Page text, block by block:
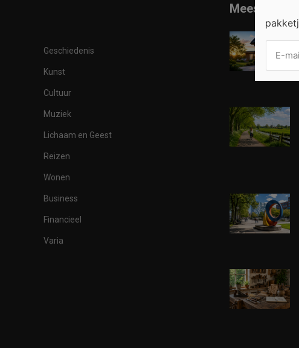
Geschiedenis
Kunst
Cultuur
Muziek
Lichaam en Geest
Reizen
Wonen
Business
Financieel
Varia
Meest recent